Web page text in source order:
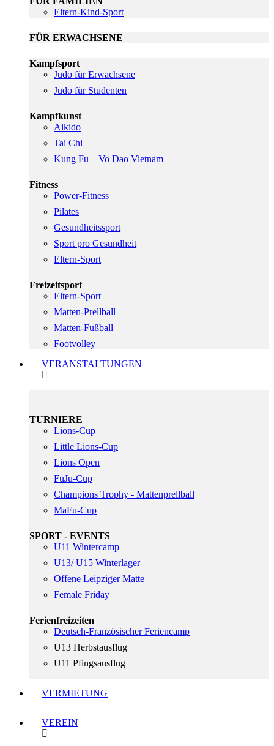
Eltern-Kind-Sport
FÜR ERWACHSENE
Kampfsport
Judo für Erwachsene
Judo für Studenten
Kampfkunst
Aikido
Tai Chi
Kung Fu – Vo Dao Vietnam
Fitness
Power-Fitness
Pilates
Gesundheitssport
Sport pro Gesundheit
Eltern-Sport
Freizeitsport
Eltern-Sport
Matten-Prellball
Matten-Fußball
Footvolley
VERANSTALTUNGEN
TURNIERE
Lions-Cup
Little Lions-Cup
Lions Open
FuJu-Cup
Champions Trophy - Mattenprellball
MaFu-Cup
SPORT - EVENTS
U11 Wintercamp
U13/ U15 Winterlager
Offene Leipziger Matte
Female Friday
Ferienfreizeiten
Deutsch-Französischer Feriencamp
U13 Herbstausflug
U11 Pfingsausflug
VERMIETUNG
VEREIN